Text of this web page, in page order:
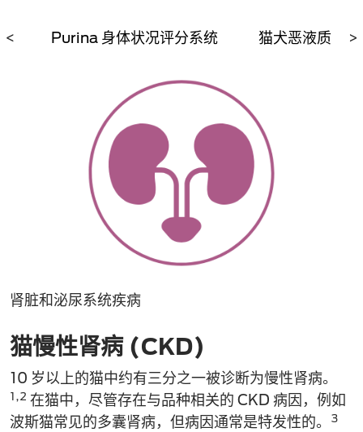
< >
Purina 身体状况评分系统 猫犬恶液质
肾脏和泌尿系统疾病
猫慢性肾病 (CKD)
10 岁以上的猫中约有三分之一被诊断为慢性肾病。
1,2 在猫中，尽管存在与品种相关的 CKD 病因，例如
波斯猫常见的多囊肾病，但病因通常是特发性的。
3